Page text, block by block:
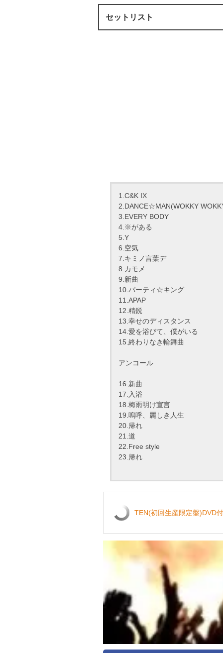
セットリスト
1.C&K IX
2.DANCE☆MAN(WOKKY
3.EVERY BODY
4.※がある
5.Y
6.空気
7.キミノ言葉デ
8.カモメ
9.新曲
10.パーティ☆キング
11.APAP
12.精鋭
13.幸せのディスタンス
14.愛を浴びて、僕がいる
15.終わりなき輪舞曲
アンコール
16.新曲
17.入浴
18.梅雨明け宣言
19.嗚呼、麗しき人生
20.帰れ
21.道
22.Free style
23.帰れ
TEN(初回生産限定盤)DVD付